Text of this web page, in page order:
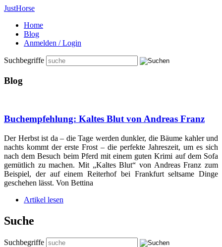
JustHorse
Home
Blog
Anmelden / Login
Suchbegriffe
Blog
Buchempfehlung: Kaltes Blut von Andreas Franz
Der Herbst ist da – die Tage werden dunkler, die Bäume kahler und
nachts kommt der erste Frost – die perfekte Jahreszeit, um es sich
nach dem Besuch beim Pferd mit einem guten Krimi auf dem Sofa
gemütlich zu machen. Mit „Kaltes Blut“ von Andreas Franz zum
Beispiel, der auf einem Reiterhof bei Frankfurt seltsame Dinge
geschehen lässt. Von Bettina
Artikel lesen
Suche
Suchbegriffe